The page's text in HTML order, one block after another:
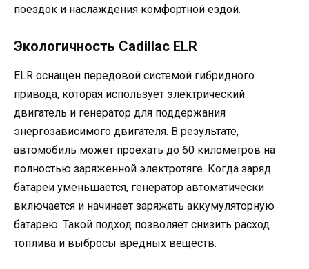
поездок и наслаждения комфортной ездой.
Экологичность Cadillac ELR
ELR оснащен передовой системой гибридного
привода, которая использует электрический
двигатель и генератор для поддержания
энергозависимого двигателя. В результате,
автомобиль может проехать до 60 километров на
полностью заряженной электротяге. Когда заряд
батареи уменьшается, генератор автоматически
включается и начинает заряжать аккумуляторную
батарею. Такой подход позволяет снизить расход
топлива и выбросы вредных веществ.